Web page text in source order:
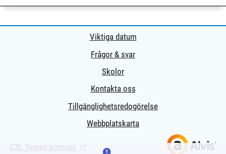
Viktiga datum
Frågor & svar
Skolor
Kontakta oss
Tillgänglighetsredogörelse
Webbplatskarta
C3L Tyresö komvux (Länk till extern sida.)